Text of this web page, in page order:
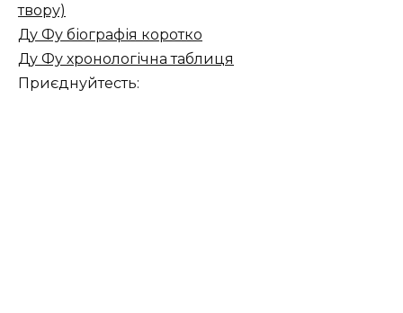
твору)
Ду Фу біографія коротко
Ду Фу хронологічна таблиця
Приєднуйтесть: